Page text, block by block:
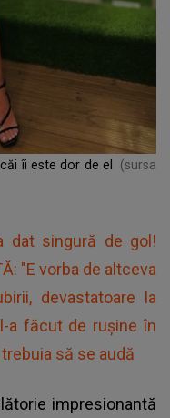
îi este dor de el
(sursa
dat singură de gol!
"E vorba de altceva
devastatoare la
a făcut de rușine în
să se audă
impresionantă